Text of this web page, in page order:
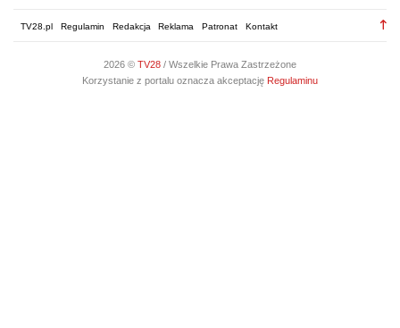
TV28.pl Regulamin Redakcja Reklama Patronat Kontakt
2026 © TV28 / Wszelkie Prawa Zastrzeżone
Korzystanie z portalu oznacza akceptację Regulaminu